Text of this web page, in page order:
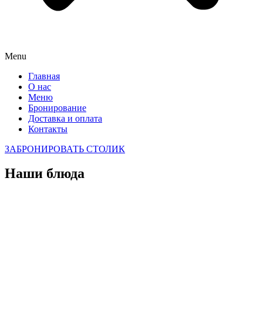
Menu
Главная
О нас
Меню
Бронирование
Доставка и оплата
Контакты
ЗАБРОНИРОВАТЬ СТОЛИК
Наши блюда